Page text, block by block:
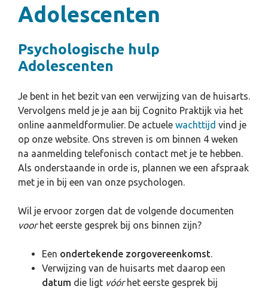
Adolescenten
Psychologische hulp
Adolescenten
Je bent in het bezit van een verwijzing van de huisarts.
Vervolgens meld je je aan bij Cognito Praktijk via het
online aanmeldformulier. De actuele wachttijd vind je
op onze website. Ons streven is om binnen 4 weken
na aanmelding telefonisch contact met je te hebben.
Als onderstaande in orde is, plannen we een afspraak
met je in bij een van onze psychologen.
Wil je ervoor zorgen dat de volgende documenten
voorhet eerste gesprek bij ons binnen zijn?
Een ondertekende zorgovereenkomst.
Verwijzing van de huisarts met daarop een
datum die ligt vóórhet eerste gesprek bij